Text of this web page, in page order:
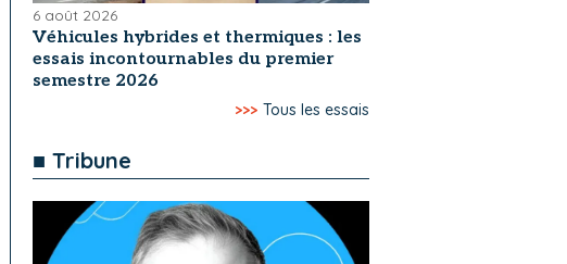
6 août 2026
Véhicules hybrides et thermiques : les
essais incontournables du premier
semestre 2026
>>> Tous les essais
■ Tribune